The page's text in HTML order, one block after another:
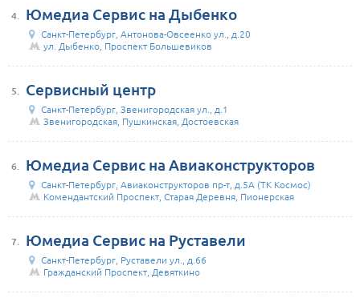
4. Юмедиа Сервис на Дыбенко
Санкт-Петербург, Антонова-Овсеенко ул., д.20
ул. Дыбенко, Проспект Большевиков
5. Сервисный центр
Санкт-Петербург, Звенигородская ул., д.1
Звенигородская, Пушкинская, Достоевская
6. Юмедиа Сервис на Авиаконструкторов
Санкт-Петербург, Авиаконструкторов пр-т, д.5А (ТК Космос)
Комендантский Проспект, Старая Деревня, Пионерская
7. Юмедиа Сервис на Руставели
Санкт-Петербург, Руставели ул., д.66
Гражданский Проспект, Девяткино